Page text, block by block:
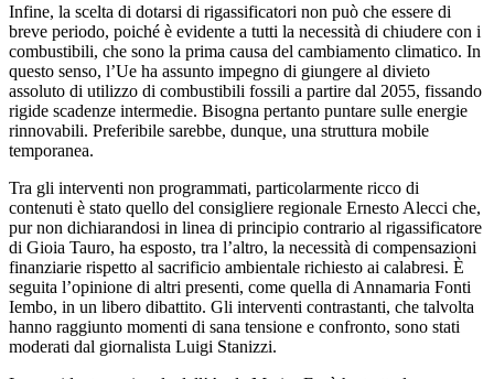
Infine, la scelta di dotarsi di rigassificatori non può che essere di
breve periodo, poiché è evidente a tutti la necessità di chiudere con i
combustibili, che sono la prima causa del cambiamento climatico. In
questo senso, l’Ue ha assunto impegno di giungere al divieto
assoluto di utilizzo di combustibili fossili a partire dal 2055, fissando
rigide scadenze intermedie. Bisogna pertanto puntare sulle energie
rinnovabili. Preferibile sarebbe, dunque, una struttura mobile
temporanea.
Tra gli interventi non programmati, particolarmente ricco di
contenuti è stato quello del consigliere regionale Ernesto Alecci che,
pur non dichiarandosi in linea di principio contrario al rigassificatore
di Gioia Tauro, ha esposto, tra l’altro, la necessità di compensazioni
finanziarie rispetto al sacrificio ambientale richiesto ai calabresi. È
seguita l’opinione di altri presenti, come quella di Annamaria Fonti
Iembo, in un libero dibattito. Gli interventi contrastanti, che talvolta
hanno raggiunto momenti di sana tensione e confronto, sono stati
moderati dal giornalista Luigi Stanizzi.